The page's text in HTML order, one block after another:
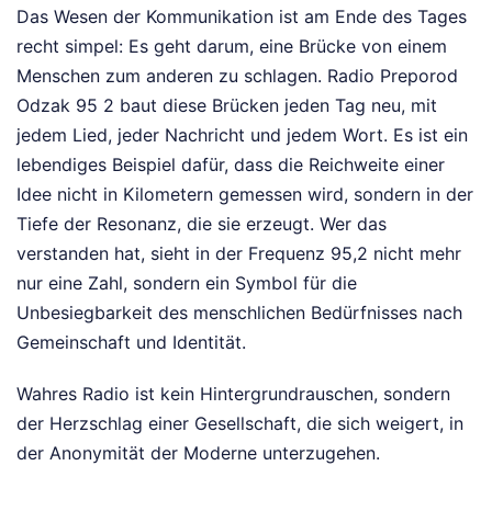
Das Wesen der Kommunikation ist am Ende des Tages
recht simpel: Es geht darum, eine Brücke von einem
Menschen zum anderen zu schlagen. Radio Preporod
Odzak 95 2 baut diese Brücken jeden Tag neu, mit
jedem Lied, jeder Nachricht und jedem Wort. Es ist ein
lebendiges Beispiel dafür, dass die Reichweite einer
Idee nicht in Kilometern gemessen wird, sondern in der
Tiefe der Resonanz, die sie erzeugt. Wer das
verstanden hat, sieht in der Frequenz 95,2 nicht mehr
nur eine Zahl, sondern ein Symbol für die
Unbesiegbarkeit des menschlichen Bedürfnisses nach
Gemeinschaft und Identität.
Wahres Radio ist kein Hintergrundrauschen, sondern
der Herzschlag einer Gesellschaft, die sich weigert, in
der Anonymität der Moderne unterzugehen.